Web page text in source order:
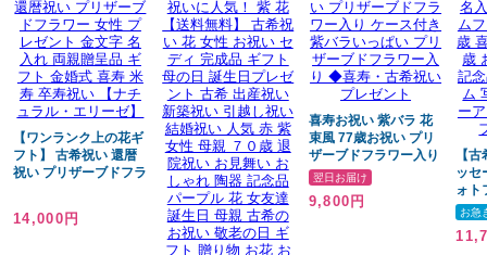
注意点
プリザーブドフラワー入り
アートフラワー系も使用枯れない
フラワーギフトです
備考
◆プリザーブドフラワーとは…
造花とは違い、本物のバラなどの
【ワンランク上の花ギ
フト】 古希祝い 還暦
祝い プリザーブドフラ
呈品 ギフト 金婚式 喜
14,000円
喜寿お祝い 紫バラ 花
束風 77歳お祝い プリ
ザーブドフラワー入り
ケース付き 紫バラいっ
ぱい プリザーブドフラ
ワー入り ◆喜寿・古希
翌日お届け
9,800円
【
ッセ
ォト
/ 古
卒寿
祝い
お急